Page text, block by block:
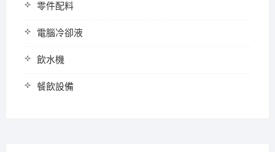
零件配料
電腦冷卻液
飲水機
餐飲設備